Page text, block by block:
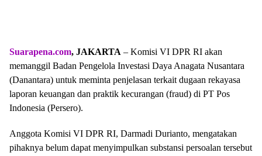
Suarapena.com, JAKARTA – Komisi VI DPR RI akan
memanggil Badan Pengelola Investasi Daya Anagata Nusantara
(Danantara) untuk meminta penjelasan terkait dugaan rekayasa
laporan keuangan dan praktik kecurangan (fraud) di PT Pos
Indonesia (Persero).
Anggota Komisi VI DPR RI, Darmadi Durianto, mengatakan
pihaknya belum dapat menyimpulkan substansi persoalan tersebut